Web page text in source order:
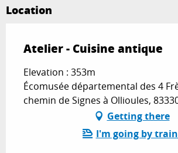
Location
Atelier - Cuisine antique
Elevation : 353m
Écomusée départemental des 4
chemin de Signes à Ollioules,
Getting there
I'm going by